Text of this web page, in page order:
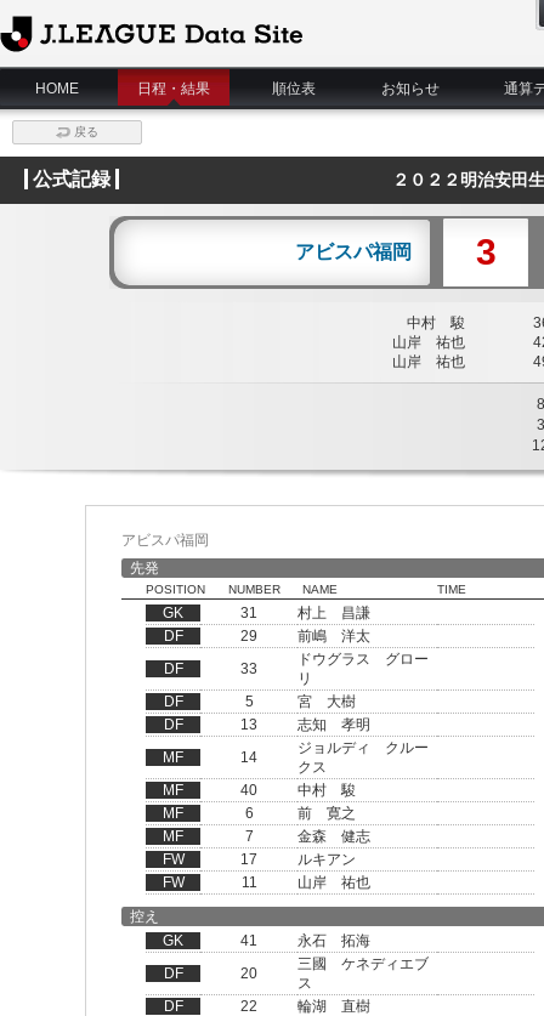
J.League Data Site
HOME
日程・結果 順位表 お知らせ 通算
戻る
公式記録 ２０２２明治安田
アビスパ福岡 3
中村 駿
山岸 祐也
山岸 祐也
8
3
アビスパ福岡
先発
POSITION NUMBER NAME TIME
GK 31
村上 昌謙
DF
29
前嶋 洋太
DF
33
ドウグラス グロー
リ
DF
5
宮 大樹
DF
13
志知 孝明
MF
14
ジョルディ クルー
クス
MF
40
中村 駿
MF
6
前 寛之
MF
7
金森 健志
FW
17
ルキアン
FW
11
山岸 祐也
控え
GK
41
永石 拓海
DF
20
三國 ケネディエブ
ス
DF
22
輪湖 直樹